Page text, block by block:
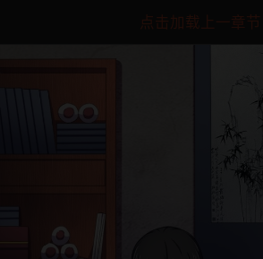
点击加载上一章节